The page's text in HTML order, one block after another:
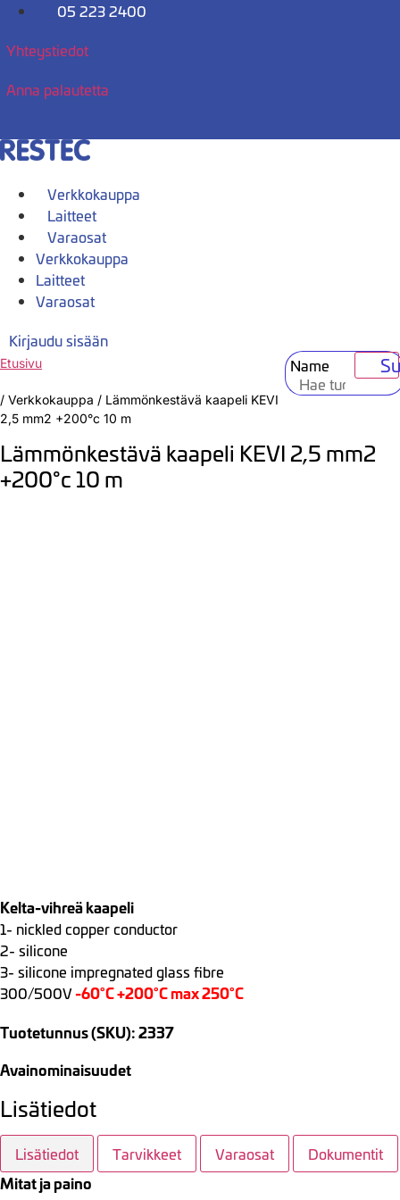
Mene
05 223 2400
Yhteystiedot
Anna palautetta
Verkkokauppa
Laitteet
Varaosat
Verkkokauppa
Laitteet
Varaosat
Kirjaudu sisään
Name
Etusivu
/ Verkkokauppa / Lämmönkestävä kaapeli KEVI
2,5 mm2 +200°c 10 m
Lämmönkestävä kaapeli KEVI 2,5 mm2
+200°c 10 m
Kelta-vihreä kaapeli
1- nickled copper conductor
2- silicone
3- silicone impregnated glass fibre
300/500V-60°C +200°C max 250°C
Tuotetunnus (SKU): 2337
Avainominaisuudet
Lisätiedot
Lisätiedot Tarvikkeet Varaosat Dokumentit
Mitat ja paino